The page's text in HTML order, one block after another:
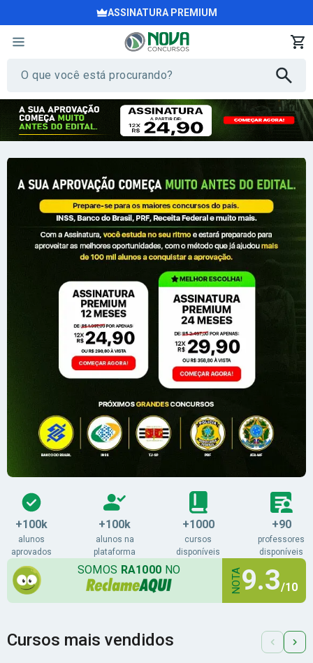
ASSINATURA PREMIUM
Tudo o que você precisa para ser
+100k
alunos
aprovados
+100k
alunos na
plataforma
+1000
cursos
disponíveis
+90
professores
disponíveis
SOMOS RA1000 NO NOTA9.3/10
Cursos mais vendidos